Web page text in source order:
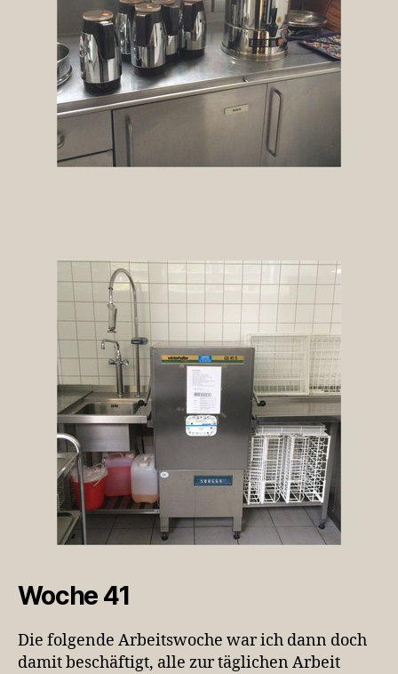
Woche 41
Die folgende Arbeitswoche war ich dann doch
damit beschäftigt, alle zur täglichen Arbeit